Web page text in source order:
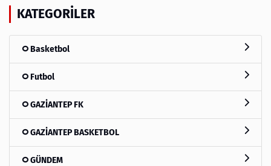
KATEGORILER
Basketbol
Futbol
GAZİANTEP FK
GAZİANTEP BASKETBOL
GÜNDEM